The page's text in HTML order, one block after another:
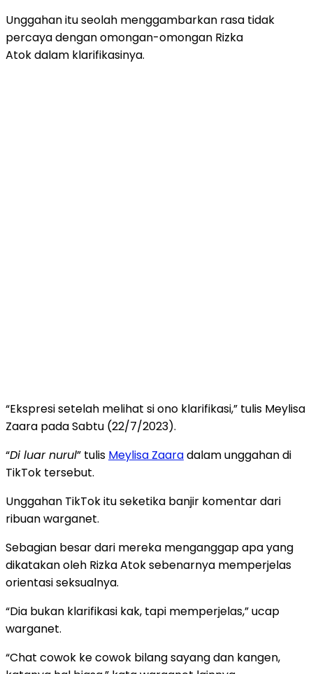
Unggahan itu seolah menggambarkan rasa tidak
percaya dengan omongan-omongan Rizka
Atok dalam klarifikasinya.
“Ekspresi setelah melihat si ono klarifikasi,” tulis Meylisa
Zaara pada Sabtu (22/7/2023).
“Di luar nurul” tulis Meylisa Zaaradalam unggahan di
TikTok tersebut.
Unggahan TikTok itu seketika banjir komentar dari
ribuan warganet.
Sebagian besar dari mereka menganggap apa yang
dikatakan oleh Rizka Atok sebenarnya memperjelas
orientasi seksualnya.
“Dia bukan klarifikasi kak, tapi memperjelas,” ucap
warganet.
“Chat cowok ke cowok bilang sayang dan kangen,